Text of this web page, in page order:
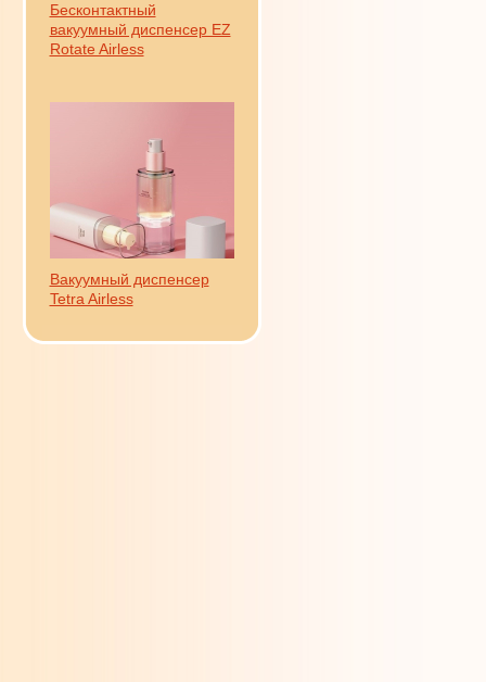
Бесконтактный
вакуумный диспенсер EZ
Rotate Airless
Вакуумный диспенсер
Tetra Airless